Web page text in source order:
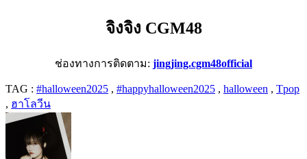
จิงจิง CGM48
ช่องทางการติดตาม: jingjing.cgm48official
TAG : #halloween2025 , #happyhalloween2025 , halloween , Tpop
, ฮาโลวีน